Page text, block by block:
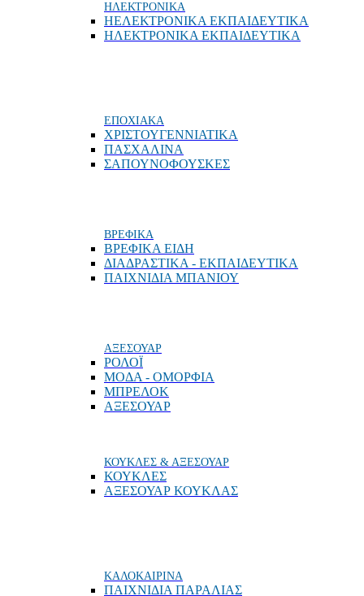
ΗΛΕΚΤΡΟΝΙΚΑ
ΗΕΛΕΚΤΡΟΝΙΚΑ ΕΚΠΑΙΔΕΥΤΙΚΑ
ΗΛΕΚΤΡΟΝΙΚΑ ΕΚΠΑΙΔΕΥΤΙΚΑ
ΕΠΟΧΙΑΚΑ
ΧΡΙΣΤΟΥΓΕΝΝΙΑΤΙΚΑ
ΠΑΣΧΑΛΙΝΑ
ΣΑΠΟΥΝΟΦΟΥΣΚΕΣ
ΒΡΕΦΙΚΑ
ΒΡΕΦΙΚΑ ΕΙΔΗ
ΔΙΑΔΡΑΣΤΙΚΑ - ΕΚΠΑΙΔΕΥΤΙΚΑ
ΠΑΙΧΝΙΔΙΑ ΜΠΑΝΙΟΥ
ΑΞΕΣΟΥΑΡ
ΡΟΛΟΪ
ΜΟΔΑ - ΟΜΟΡΦΙΑ
ΜΠΡΕΛΟΚ
ΑΞΕΣΟΥΑΡ
ΚΟΥΚΛΕΣ & ΑΞΕΣΟΥΑΡ
ΚΟΥΚΛΕΣ
ΑΞΕΣΟΥΑΡ ΚΟΥΚΛΑΣ
ΚΑΛΟΚΑΙΡΙΝΑ
ΠΑΙΧΝΙΔΙΑ ΠΑΡΑΛΙΑΣ